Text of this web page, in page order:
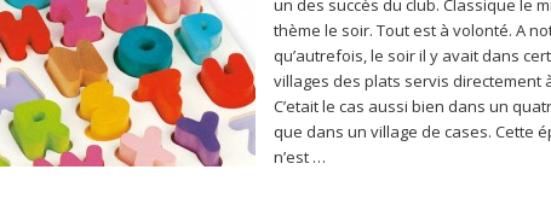
un des succès du club. Classique le
thème le soir. Tout est à volonté. A
qu’autrefois, le soir il y avait dans
villages des plats servis directement
C’etait le cas aussi bien dans un
que dans un village de cases. Cette
n’est …